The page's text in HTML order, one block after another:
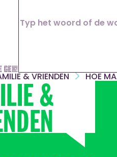
gek!
& VRIENDEN HOE
&